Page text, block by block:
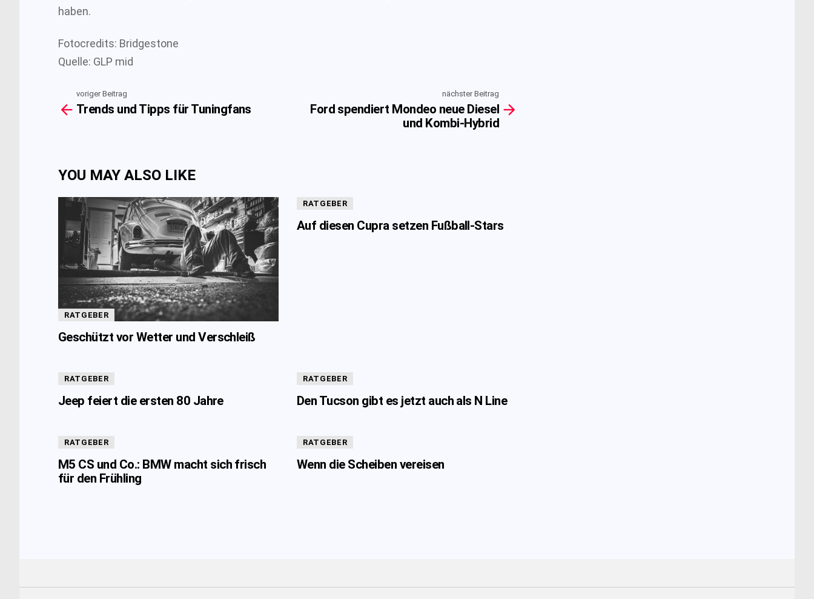
haben.
Fotocredits: Bridgestone
Quelle: GLP mid
more
voriger Beitrag
Trends und Tipps für Tuningfans
nächster Beitrag
Ford spendiert Mondeo neue Diesel
und Kombi-Hybrid
YOU MAY ALSO LIKE
RATGEBER
Geschützt vor Wetter und Verschleiß
RATGEBER
Auf diesen Cupra setzen Fußball-Stars
RATGEBER
Jeep feiert die ersten 80 Jahre
RATGEBER
Den Tucson gibt es jetzt auch als N Line
RATGEBER
M5 CS und Co.: BMW macht sich frisch
für den Frühling
RATGEBER
Wenn die Scheiben vereisen